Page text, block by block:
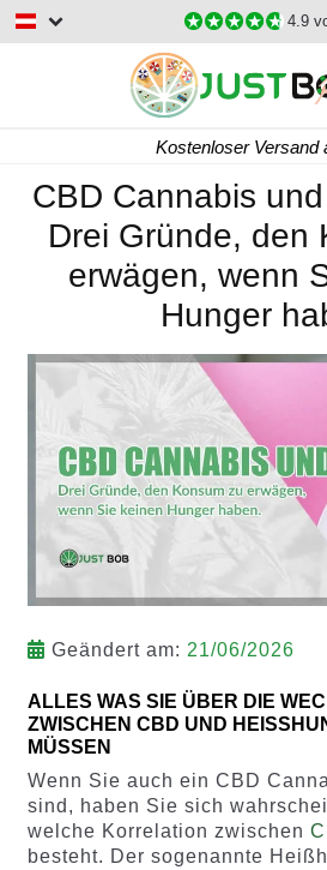
4.9
Kostenloser Versand
CBD Cannabis
Drei Gründe, den
erwägen, wenn
Hunger
Geändert am: 21/06/2026
ALLES WAS SIE ÜBER DIE
ZWISCHEN CBD UND
ÜSSEN
Wenn Sie auch ein CBD
sind, haben Sie sich
welche Korrelation zwischen
besteht. Der sogenannte